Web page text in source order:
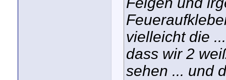
vielleicht die
dass wir 2
sehen ... und